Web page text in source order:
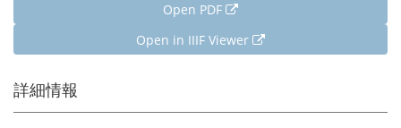
Open PDF
Open in IIIF Viewer
詳細情報